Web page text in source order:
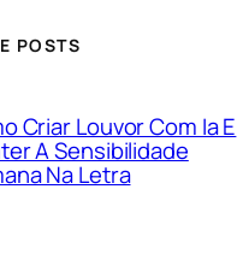
POSTS
Criar Louvor Com Ia E
A Sensibilidade
Na Letra